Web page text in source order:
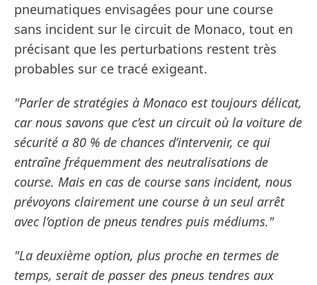
pneumatiques envisagées pour une course
sans incident sur le circuit de Monaco, tout en
précisant que les perturbations restent très
probables sur ce tracé exigeant.
"Parler de stratégies à Monaco est toujours délicat,
car nous savons que c’est un circuit où la voiture de
sécurité a 80 % de chances d’intervenir, ce qui
entraîne fréquemment des neutralisations de
course. Mais en cas de course sans incident, nous
prévoyons clairement une course à un seul arrêt
avec l’option de pneus tendres puis médiums."
"La deuxième option, plus proche en termes de
temps, serait de passer des pneus tendres aux